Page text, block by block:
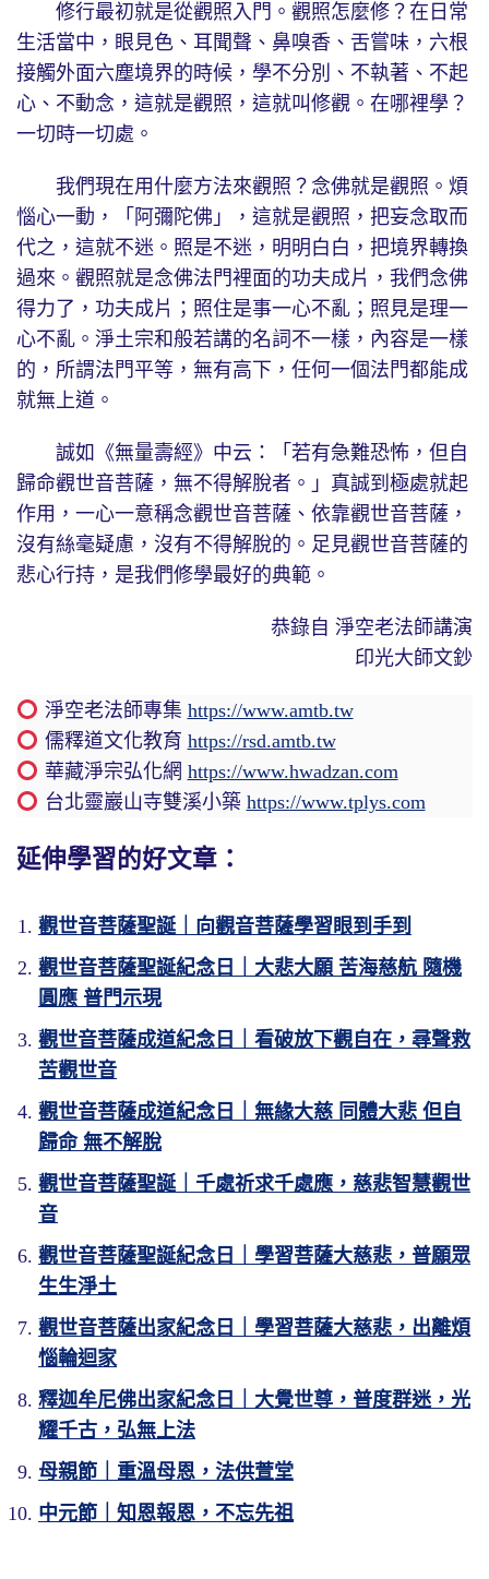
修行最初就是從觀照入門。觀照怎麼修？在日常
生活當中，眼見色、耳聞聲、鼻嗅香、舌嘗味，六根
接觸外面六塵境界的時候，學不分別、不執著、不起
心、不動念，這就是觀照，這就叫修觀。在哪裡學？
一切時一切處。
我們現在用什麼方法來觀照？念佛就是觀照。煩
惱心一動，「阿彌陀佛」，這就是觀照，把妄念取而
代之，這就不迷。照是不迷，明明白白，把境界轉換
過來。觀照就是念佛法門裡面的功夫成片，我們念佛
得力了，功夫成片；照住是事一心不亂；照見是理一
心不亂。淨土宗和般若講的名詞不一樣，內容是一樣
的，所謂法門平等，無有高下，任何一個法門都能成
就無上道。
誠如《無量壽經》中云：「若有急難恐怖，但自
歸命觀世音菩薩，無不得解脫者。」真誠到極處就起
作用，一心一意稱念觀世音菩薩、依靠觀世音菩薩，
沒有絲毫疑慮，沒有不得解脫的。足見觀世音菩薩的
悲心行持，是我們修學最好的典範。
恭錄自 淨空老法師講演
印光大師文鈔
淨空老法師專集 https://www.amtb.tw
儒釋道文化教育 https://rsd.amtb.tw
華藏淨宗弘化網 https://www.hwadzan.com
台北靈巖山寺雙溪小築 https://www.tplys.com
延伸學習的好文章：
觀世音菩薩聖誕｜向觀音菩薩學習眼到手到
觀世音菩薩聖誕紀念日｜大悲大願 苦海慈航 隨機
圓應 普門示現
觀世音菩薩成道紀念日｜看破放下觀自在，尋聲救
苦觀世音
觀世音菩薩成道紀念日｜無緣大慈 同體大悲 但自
歸命 無不解脫
觀世音菩薩聖誕｜千處祈求千處應，慈悲智慧觀世
音
觀世音菩薩聖誕紀念日｜學習菩薩大慈悲，普願眾
生生淨土
觀世音菩薩出家紀念日｜學習菩薩大慈悲，出離煩
惱輪迴家
釋迦牟尼佛出家紀念日｜大覺世尊，普度群迷，光
耀千古，弘無上法
母親節｜重溫母恩，法供萱堂
中元節｜知恩報恩，不忘先祖